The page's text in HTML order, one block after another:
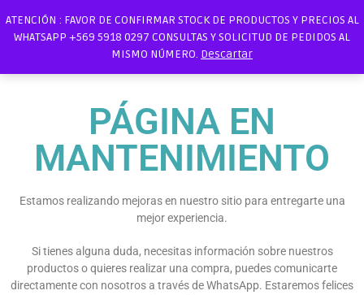
ATENCIÓN : FAVOR DE CONFIRMAR STOCK DE PRODUCTOS Y PRECIOS AL
WHATSAPP +569 5918 0297 CONSULTAS Y SOLICITUD DE PEDIDOS AL
MISMO NÚMERO. Descartar
PÁGINA EN
MANTENIMIENTO
Estamos realizando mejoras en nuestro sitio para entregarte una
mejor experiencia.
Si tienes alguna duda, necesitas información sobre nuestros
productos o quieres realizar una compra, puedes comunicarte
directamente con nosotros a través de WhatsApp. Estaremos felices